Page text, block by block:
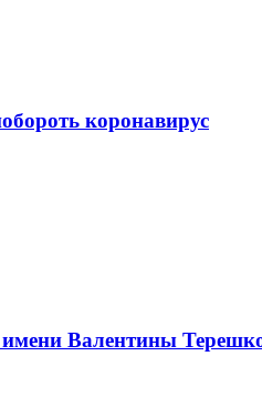
коронавирус
Валентины